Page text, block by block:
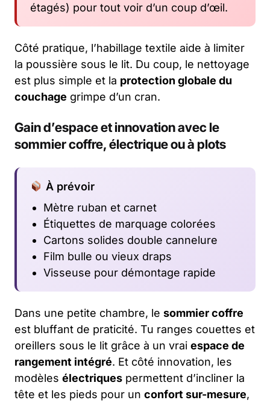
étagés) pour tout voir d’un coup d’œil.
Côté pratique, l’habillage textile aide à limiter
la poussière sous le lit. Du coup, le nettoyage
est plus simple et la protection globale du
couchage grimpe d’un cran.
Gain d’espace et innovation avec le
sommier coffre, électrique ou à plots
À prévoir
Mètre ruban et carnet
Étiquettes de marquage colorées
Cartons solides double cannelure
Film bulle ou vieux draps
Visseuse pour démontage rapide
Dans une petite chambre, le sommier coffre
est bluffant de praticité. Tu ranges couettes et
oreillers sous le lit grâce à un vrai espace de
rangement intégré. Et côté innovation, les
modèles électriques permettent d’incliner la
tête et les pieds pour un confort sur-mesure,